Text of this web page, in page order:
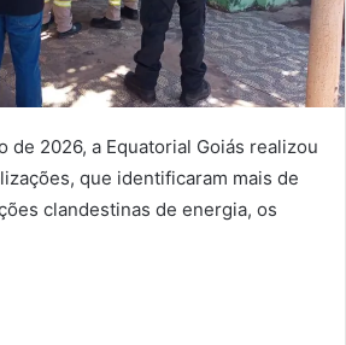
de 2026, a Equatorial Goiás realizou
que identificaram mais de
clandestinas de energia, os